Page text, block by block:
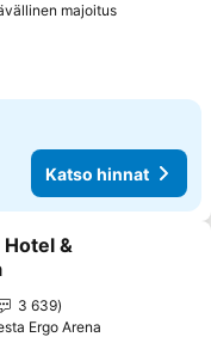
majoitusKatso
Katso hinnat
&
3 639
Ergo Arena